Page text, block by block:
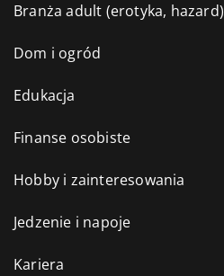
Branża adult (erotyka, hazard)
Dom i ogród
Edukacja
Finanse osobiste
Hobby i zainteresowania
Jedzenie i napoje
Kariera